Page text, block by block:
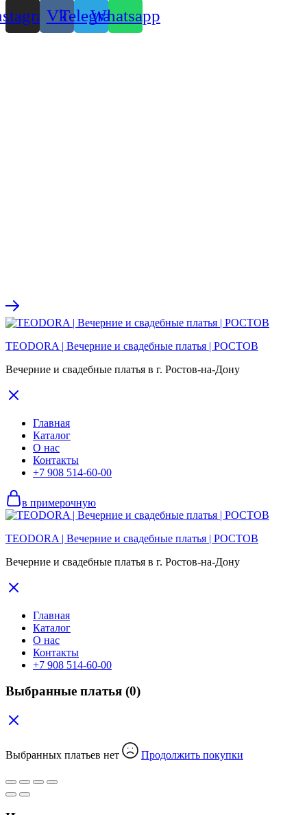
VkTelegramWhatsapp
TEODORA | Вечерние и свадебные платья | РОСТОВ
Вечерние и свадебные платья в г. Ростов-на-Дону
Главная
Каталог
О нас
Контакты
+7 908 514-60-00
в примерочную
TEODORA | Вечерние и свадебные платья | РОСТОВ
Вечерние и свадебные платья в г. Ростов-на-Дону
Главная
Каталог
О нас
Контакты
+7 908 514-60-00
Выбранные платья (0)
Выбранных платьев нет Продолжить покупки